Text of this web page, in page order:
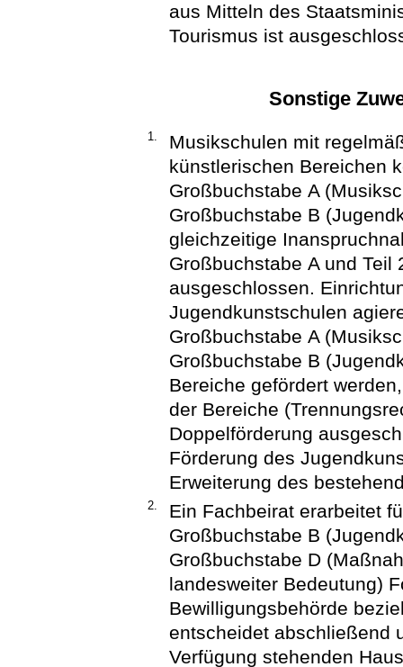
aus Mitteln des
Tourismus ist
Sonstige
1.
Musikschulen mit
künstlerischen Bereichen
Großbuchstabe A
Großbuchstabe B
gleichzeitige
Großbuchstabe A und
ausgeschlossen.
Jugendkunstschulen
Großbuchstabe A
Großbuchstabe B
Bereiche gefördert
der Bereiche
Doppelförderung
Förderung des
Erweiterung des
2.
Ein Fachbeirat erarbeitet
Großbuchstabe B
Großbuchstabe D
landesweiter Bedeutung)
Bewilligungsbehörde
entscheidet abschließend
Verfügung stehenden